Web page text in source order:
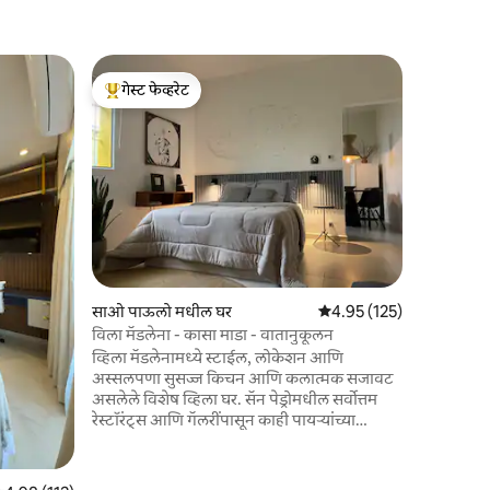
टॉप गेस्ट फेव्हरेट
गेस्ट फेव्हरेट
साओ पाऊलो मधील घर 5 पैकी 4.95 सरासरी रेटिंग,
4.95 (125)
विला मॅडलेना - कासा माडा - वातानुकूलन
व्हिला मॅडलेनामध्ये स्टाईल, लोकेशन आणि
अस्सलपणा सुसज्ज किचन आणि कलात्मक सजावट
असलेले विशेष व्हिला घर. सॅन पेड्रोमधील सर्वोत्तम
रेस्टॉरंट्स आणि गॅलरींपासून काही पायऱ्यांच्या